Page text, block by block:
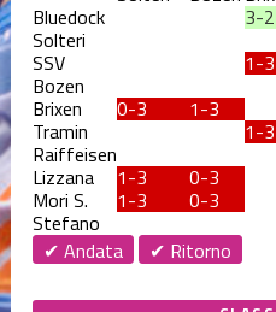
Bluedock
Solteri
3-2
SSV
Bozen
1-3
Brixen
0-3 1-3
Tramin
Raiffeisen
1-3
Lizzana
1-3 0-3
Mori S.
Stefano
1-3 0-3
✔ Andata
✔ Ritorno